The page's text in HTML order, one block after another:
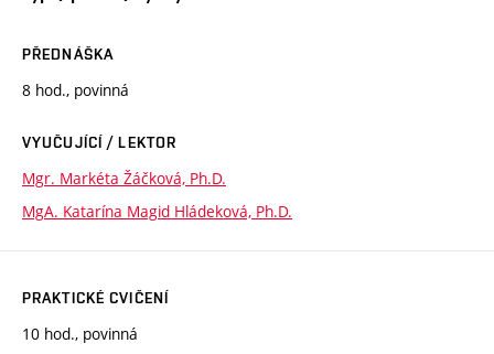
PŘEDNÁŠKA
8 hod., povinná
VYUČUJÍCÍ / LEKTOR
Mgr. Markéta Žáčková, Ph.D.
MgA. Katarína Magid Hládeková, Ph.D.
PRAKTICKÉ CVIČENÍ
10 hod., povinná